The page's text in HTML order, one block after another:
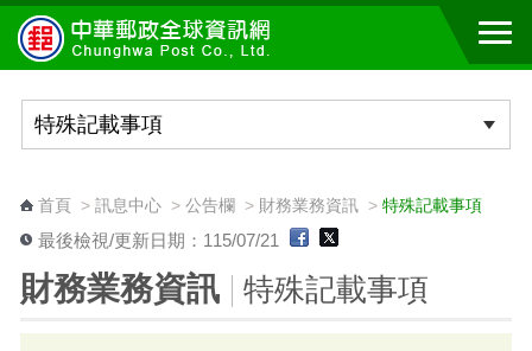
跳到主要內容區塊
首頁> 訊息中心> 公告欄 > 財務業務資訊> 特殊記載事項
最後檢視/更新日期：115/07/21
財務業務資訊 特殊記載事項